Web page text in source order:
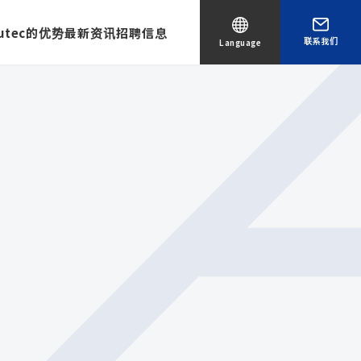
的优势最新资讯招聘信息
Language 联系我们